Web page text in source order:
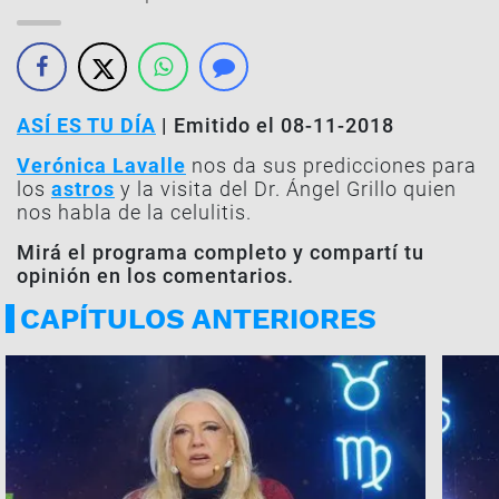
ASÍ ES TU DÍA | Emitido el 08-11-2018
Verónica Lavalle nos da sus predicciones para
los astros y la visita del Dr. Ángel Grillo quien
nos habla de la celulitis.
Mirá el programa completo y compartí tu
opinión en los comentarios.
CAPÍTULOS ANTERIORES